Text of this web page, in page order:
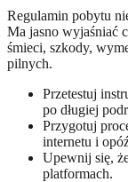
Regulamin pobytu
Ma jasno wyjaśniać
śmieci, szkody,
pilnych.
Przetestuj
po długiej
Przygotuj
internetu i
Upewnij się,
platformach.